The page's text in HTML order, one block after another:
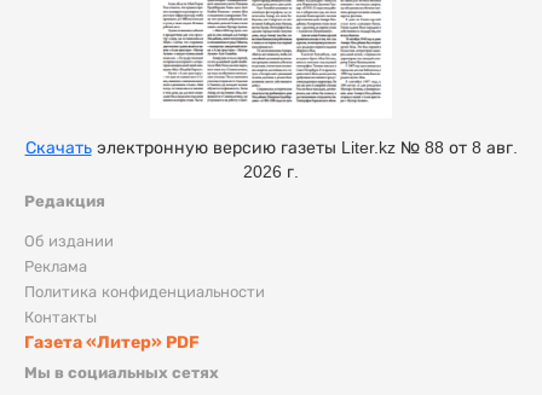
Редакция
Об издании
Реклама
Политика конфиденциальности
Контакты
Газета «Литер» PDF
Мы в социальных сетях
Скачатьэлектронную версию газеты Liter.kz № 88 от 8 авг.
2026 г.